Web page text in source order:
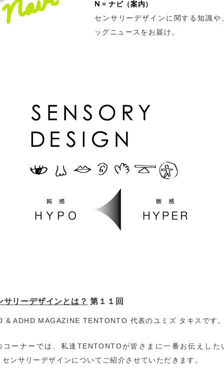
N = ナビ（案内）
センサリーデザインに関する知識や
ッグニュースをお届け。
サリーデザインとは？ 第１１回
& ADHD MAGAZINE TENTONTO 代表のユミズ タキスです
コーナーでは、私達TENTONTOが皆さまに一番お伝えした
センサリーデザインについてご紹介させていただきます。